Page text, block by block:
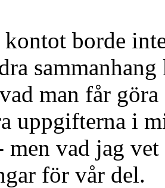
borde
man får
uppgifterna i
vad jag vet
för vår del.